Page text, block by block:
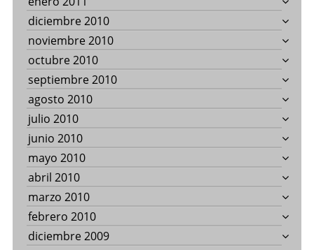
diciembre 2010
noviembre 2010
octubre 2010
septiembre 2010
agosto 2010
julio 2010
junio 2010
mayo 2010
abril 2010
marzo 2010
febrero 2010
diciembre 2009